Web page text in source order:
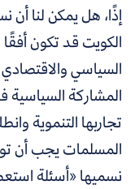
إذًا، هل يمكن لنا أن
الكويت قد تكون أفقًا
السياسي والاقتصادي
المشاركة السياسية
تجاربها التنموية
المسلمات يجب أن
نسميها «أسئلة